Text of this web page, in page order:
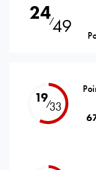
24⁄49
19⁄33